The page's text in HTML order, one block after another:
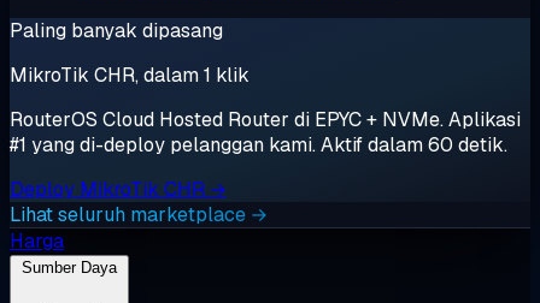
Paling banyak dipasang
MikroTik CHR, dalam 1 klik
RouterOS Cloud Hosted Router di EPYC + NVMe. Aplikasi
#1 yang di-deploy pelanggan kami. Aktif dalam 60 detik.
Deploy MikroTik CHR →
Lihat seluruh marketplace →
Harga
Sumber Daya